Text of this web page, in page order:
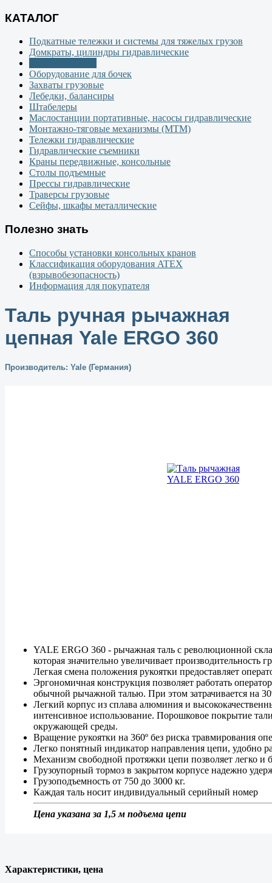
КАТАЛОГ
Подкатные тележки и системы для тяжелых грузов
Домкраты, цилиндры гидравлические
Оборудование для бочек
Захваты грузовые
Лебедки, балансиры
Штабелеры
Маслостанции портативные, насосы гидравлические
Монтажно-тяговые механизмы (МТМ)
Тележки гидравлические
Гидравлические съемники
Краны передвижные, консольные
Столы подъемные
Прессы гидравлические
Траверсы грузовые
Сейфы, шкафы металлические
Полезно знать
Способы установки консольных кранов
Классификация оборудования ATEX
(взрывобезопасность)
Информация для покупателя
Таль ручная рычажная
цепная Yale ERGO 360
Производитель: Yale (Германия)
YALE ERGO 360 - рычажная таль с революционной
которая значительно увеличивает производительность
Легкая смена положения рукоятки предоставляет
Эргономичная конструкция позволяет работать
обычной рычажной талью. При этом затрачивается на
Легкий корпус из сплава алюминия и
интенсивное использование. Порошковое покрытие
окружающей среды.
Вращение рукоятки на 360º без риска травмирования
Легко понятный индикатор направления цепи, удобно
Механизм свободной протяжки цепи позволяет легко и
Грузоупорный тормоз в закрытом корпусе надежно
Грузоподъемность от 750 до 3000 кг.
Каждая таль носит индивидуальный серийный номер
Цена указана за 1,5 м подъема цепи
Характеристики, цена